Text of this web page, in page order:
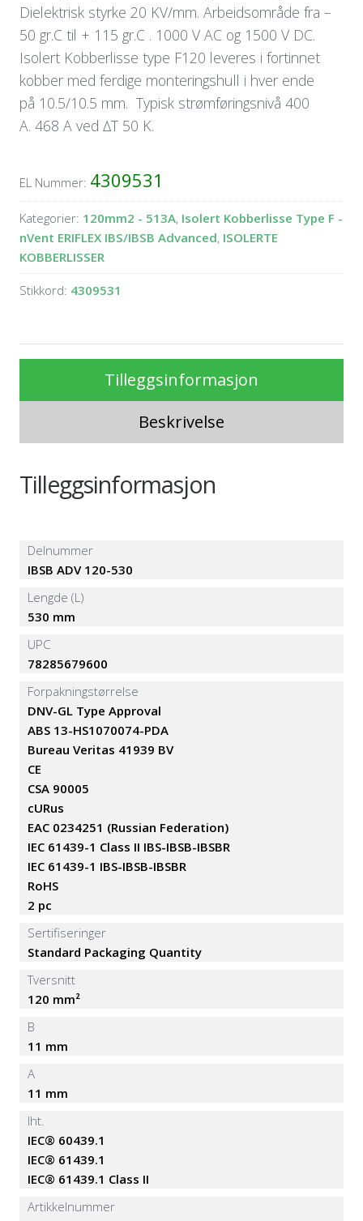
Dielektrisk styrke 20 KV/mm. Arbeidsområde fra –
50 gr.C til + 115 gr.C . 1000 V AC og 1500 V DC.
Isolert Kobberlisse type F120 leveres i fortinnet
kobber med ferdige monteringshull i hver ende
på 10.5/10.5 mm. Typisk strømføringsnivå 400
A. 468 A ved ∆T 50 K.
EL Nummer: 4309531
Kategorier: 120mm2 - 513A, Isolert Kobberlisse Type F -
nVent ERIFLEX IBS/IBSB Advanced, ISOLERTE
KOBBERLISSER
Stikkord: 4309531
Tilleggsinformasjon
Beskrivelse
Tilleggsinformasjon
Delnummer
IBSB ADV 120-530
Lengde (L)
530 mm
UPC
78285679600
Forpakningstørrelse
DNV-GL Type Approval
ABS 13-HS1070074-PDA
Bureau Veritas 41939 BV
CE
CSA 90005
cURus
EAC 0234251 (Russian Federation)
IEC 61439-1 Class II IBS-IBSB-IBSBR
IEC 61439-1 IBS-IBSB-IBSBR
RoHS
2 pc
Sertifiseringer
Standard Packaging Quantity
Tversnitt
120 mm²
B
11 mm
A
11 mm
Iht.
IEC® 60439.1
IEC® 61439.1
IEC® 61439.1 Class II
Artikkelnummer